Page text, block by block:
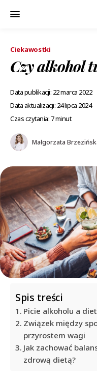
Ciekawostki
Czy alkohol
Data publikacji: 22 marca 2022
Data aktualizacji: 24 lipca 2024
Czas czytania: 7 minut
Małgorzata
Spis treści
Picie alkoholu a
Związek między
przyrostem wagi
Jak zachować
zdrową dietą?